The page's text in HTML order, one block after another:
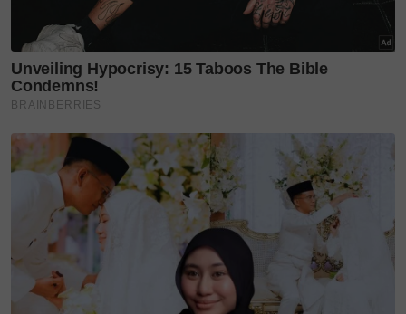
Acara itu menghimpunkan 16 pereka tempatan dan
antarabangsa dari Brazil, Filipina, Indonesia,
Kyrgyzstan, Itali dan Malaysia, sekali gus mencipta
inisiatif pertama yang mengumpulkan pereka
serantau dalam satu platform.
Momentum antarabangsa diteruskan dengan
penyertaan di TFW Bangkok, TKLMFW Kuala
Lumpur, KLmePSA bersama Raja Muda Perlis, Bali
Discovery Mall serta Bali International Fashion
Festival. Kemuncak 2025 menyaksikan Anuar Faizal
menerajui Batik Lestari KL anjuran Suruhanjaya
Sekuriti Malaysia, diikuti rangka lawatan ASEAN ke